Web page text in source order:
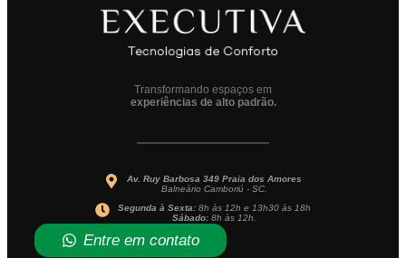
Transformando espaços em
experiências de alto padrão.
Av. Ruy Barbosa 349 Praia dos Amores
Balneário Camboriú - SC.
Segunda à Sexta: 8h às 12h e 13h30 às 18h
Sábado: 8h às 12h.
Entre em contato